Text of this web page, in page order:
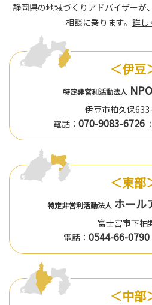
静岡県の地域づくりアドバイザーが、むらづくりや企業連携のご
相談に乗ります。 詳し
＜伊豆
特定非営利活動法人
伊豆市柏久保
電話： 070-9083-6726
＜東部
特定非営利活動法人 ホール
富士宮市下
電話： 0544-66-0790
＜中部